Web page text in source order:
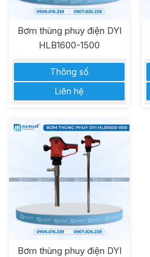
Bơm thùng phuy điện DYI
HLB1600-1500
Thông số
Liên hệ
Bơm thùng phuy điện DYI